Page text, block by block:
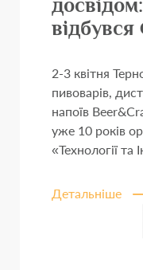
2-3 квітня
пивоварів,
напоїв
уже 10 років
«Технології та
Детальніше